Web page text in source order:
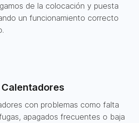
de la colocación y puesta
un funcionamiento correcto
con problemas como falta
apagados frecuentes o baja